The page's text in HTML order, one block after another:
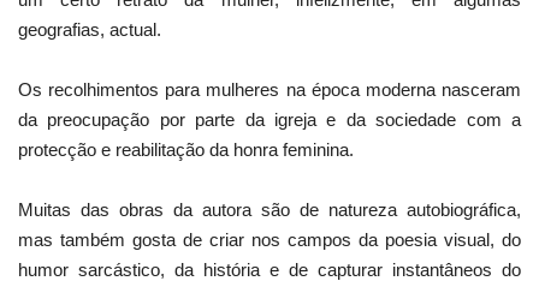
geografias, actual.
Os recolhimentos para mulheres na época moderna nasceram
da preocupação por parte da igreja e da sociedade com a
protecção e reabilitação da honra feminina.
Muitas das obras da autora são de natureza autobiográfica,
mas também gosta de criar nos campos da poesia visual, do
humor sarcástico, da história e de capturar instantâneos do